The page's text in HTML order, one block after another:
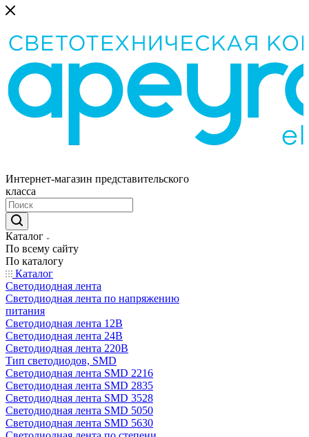
Интернет-магазин представительского
класса
Каталог
По всему сайту
По каталогу
Каталог
Светодиодная лента
Светодиодная лента по напряжению
питания
Светодиодная лента 12В
Светодиодная лента 24В
Светодиодная лента 220В
Тип светодиодов, SMD
Cветодиодная лента SMD 2216
Светодиодная лента SMD 2835
Светодиодная лента SMD 3528
Светодиодная лента SMD 5050
Светодиодная лента SMD 5630